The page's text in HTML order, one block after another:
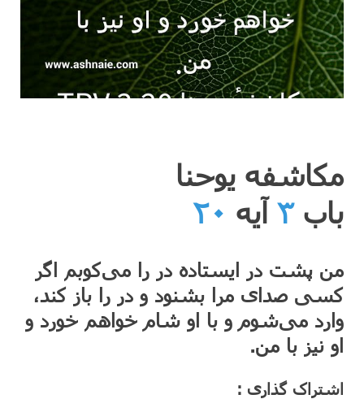
مکاشفه یوحنا
باب۳ آیه ۲۰
من پشت در ایستاده در را می‌کوبم اگر
کسی صدای مرا بشنود و در را باز کند،
وارد می‌شوم و با او شام خواهم خورد و
او نیز با من.
اشتراک گذاری :